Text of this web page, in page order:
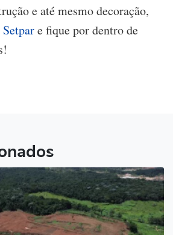
e até mesmo decoração,
e fique por dentro de